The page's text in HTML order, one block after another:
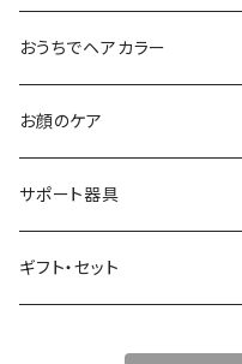
シャンプー
流すトリートメント
流さないトリートメント
頭皮ケア
おうちでヘアカラー
お顔のケア
サポート器具
ギフト・セット